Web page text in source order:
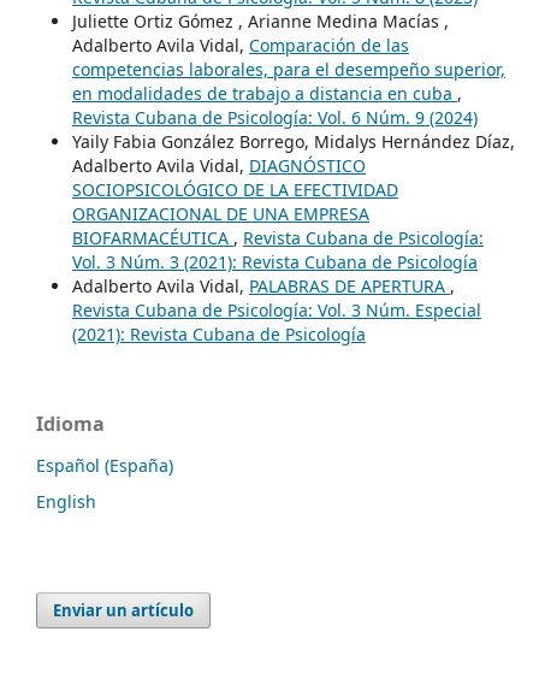
Juliette Ortiz Gómez , Arianne Medina Macías ,
Adalberto Avila Vidal, Comparación de las
competencias laborales, para el desempeño superior,
en modalidades de trabajo a distancia en cuba ,
Revista Cubana de Psicología: Vol. 6 Núm. 9 (2024)
Yaily Fabia González Borrego, Midalys Hernández Díaz,
Adalberto Avila Vidal, DIAGNÓSTICO
SOCIOPSICOLÓGICO DE LA EFECTIVIDAD
ORGANIZACIONAL DE UNA EMPRESA
BIOFARMACÉUTICA , Revista Cubana de Psicología:
Vol. 3 Núm. 3 (2021): Revista Cubana de Psicología
Adalberto Avila Vidal, PALABRAS DE APERTURA ,
Revista Cubana de Psicología: Vol. 3 Núm. Especial
(2021): Revista Cubana de Psicología
Idioma
Español (España)
English
Enviar un artículo